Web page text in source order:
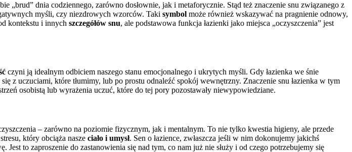
„brud” dnia codziennego, zarówno dosłownie, jak i metaforycznie. Stąd też znaczenie snu związanego z
myśli, czy niezdrowych wzorców. Taki symbol może również wskazywać na pragnienie odnowy,
kontekstu i innych szczegółów snu, ale podstawowa funkcja łazienki jako miejsca „oczyszczenia” jest
czyni ją idealnym odbiciem naszego stanu emocjonalnego i ukrytych myśli. Gdy łazienka we śnie
z uczuciami, które tłumimy, lub po prostu odnaleźć spokój wewnętrzny. Znaczenie snu łazienka w tym
osobistą lub wyrażenia uczuć, które do tej pory pozostawały niewypowiedziane.
– zarówno na poziomie fizycznym, jak i mentalnym. To nie tylko kwestia higieny, ale przede
który obciąża nasze ciało i umysł. Sen o łazience, zwłaszcza jeśli w nim dokonujemy jakichś
Jest to zaproszenie do zastanowienia się nad tym, co nam już nie służy i od czego potrzebujemy się